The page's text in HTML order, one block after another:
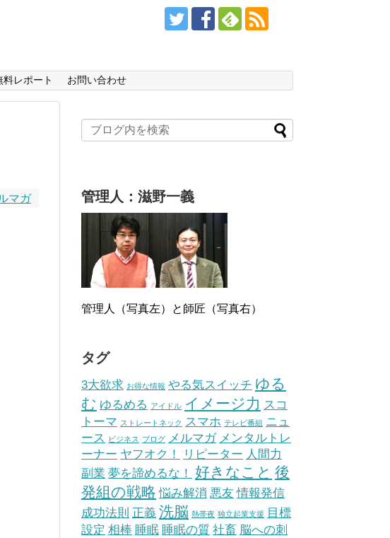
料レポート お問い合わせ
マガ 管理人：滋野一義
管理人（写真左）と師匠（写真右）
タグ
3大欲求 お得な情報 やる気スイッチ ゆる
む ゆるめる アイドル イメージ力 スコ
トーマ ストレートネック スマホ テレビ番組 ニュ
ース
ビジネス ブログ メルマガ メンタルトレ
ーナー ヤフオク！ リピーター 人間力
副業 夢を諦めるな！ 好きなこと 後
発組の戦略 悩み解消 悪友 情報発信
成功法則 正義 洗脳 熱帯夜 独立起業支援
目標
設定 相棒 睡眠 睡眠の質 社畜 脳への刺